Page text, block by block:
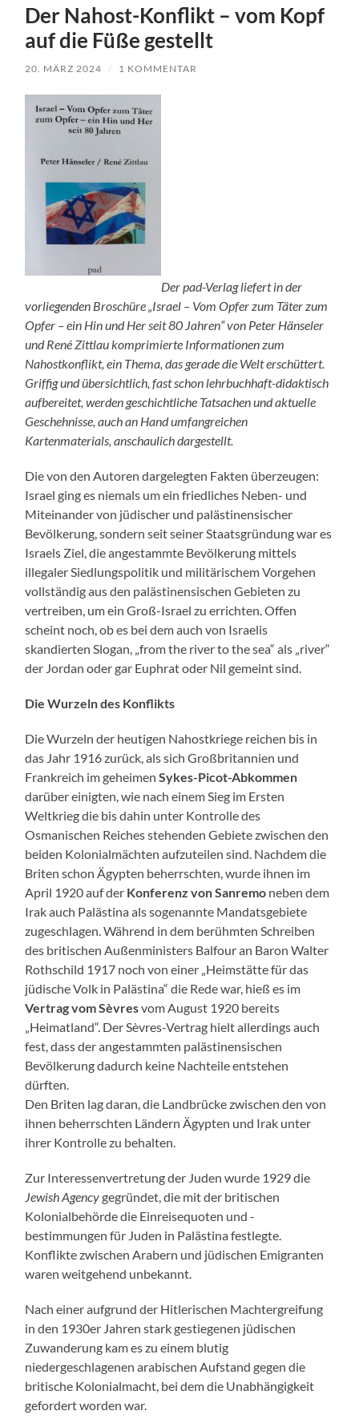
Der Nahost-Konflikt – vom Kopf
auf die Füße gestellt
20. MÄRZ 2024 / 1 KOMMENTAR
Der pad-Verlag liefert in der
vorliegenden Broschüre „Israel – Vom Opfer zum Täter zum
Opfer – ein Hin und Her seit 80 Jahren“ von Peter Hänseler
und René Zittlau komprimierte Informationen zum
Nahostkonflikt, ein Thema, das gerade die Welt erschüttert.
Griffig und übersichtlich, fast schon lehrbuchhaft-didaktisch
aufbereitet, werden geschichtliche Tatsachen und aktuelle
Geschehnisse, auch an Hand umfangreichen
Kartenmaterials, anschaulich dargestellt.
Die von den Autoren dargelegten Fakten überzeugen:
Israel ging es niemals um ein friedliches Neben- und
Miteinander von jüdischer und palästinensischer
Bevölkerung, sondern seit seiner Staatsgründung war es
Israels Ziel, die angestammte Bevölkerung mittels
illegaler Siedlungspolitik und militärischem Vorgehen
vollständig aus den palästinensischen Gebieten zu
vertreiben, um ein Groß-Israel zu errichten. Offen
scheint noch, ob es bei dem auch von Israelis
skandierten Slogan, „from the river to the sea“ als „river“
der Jordan oder gar Euphrat oder Nil gemeint sind.
Die Wurzeln des Konflikts
Die Wurzeln der heutigen Nahostkriege reichen bis in
das Jahr 1916 zurück, als sich Großbritannien und
Frankreich im geheimenSykes-Picot-Abkommen
darüber einigten, wie nach einem Sieg im Ersten
Weltkrieg die bis dahin unter Kontrolle des
Osmanischen Reiches stehenden Gebiete zwischen den
beiden Kolonialmächten aufzuteilen sind. Nachdem die
Briten schon Ägypten beherrschten, wurde ihnen im
April 1920 auf der Konferenz von Sanremo neben dem
Irak auch Palästina als sogenannte Mandatsgebiete
zugeschlagen. Während in dem berühmten Schreiben
des britischen Außenministers Balfour an Baron Walter
Rothschild 1917 noch von einer „Heimstätte für das
jüdische Volk in Palästina“ die Rede war, hieß es im
Vertrag vom Sèvresvom August 1920 bereits
„Heimatland“. Der Sèvres-Vertrag hielt allerdings auch
fest, dass der angestammten palästinensischen
Bevölkerung dadurch keine Nachteile entstehen
dürften.
Den Briten lag daran, die Landbrücke zwischen den von
ihnen beherrschten Ländern Ägypten und Irak unter
ihrer Kontrolle zu behalten.
Zur Interessenvertretung der Juden wurde 1929 die
Jewish Agencygegründet, die mit der britischen
Kolonialbehörde die Einreisequoten und -
bestimmungen für Juden in Palästina festlegte.
Konflikte zwischen Arabern und jüdischen Emigranten
waren weitgehend unbekannt.
Nach einer aufgrund der Hitlerischen Machtergreifung
in den 1930er Jahren stark gestiegenen jüdischen
Zuwanderung kam es zu einem blutig
niedergeschlagenen arabischen Aufstand gegen die
britische Kolonialmacht, bei dem die Unabhängigkeit
gefordert worden war.